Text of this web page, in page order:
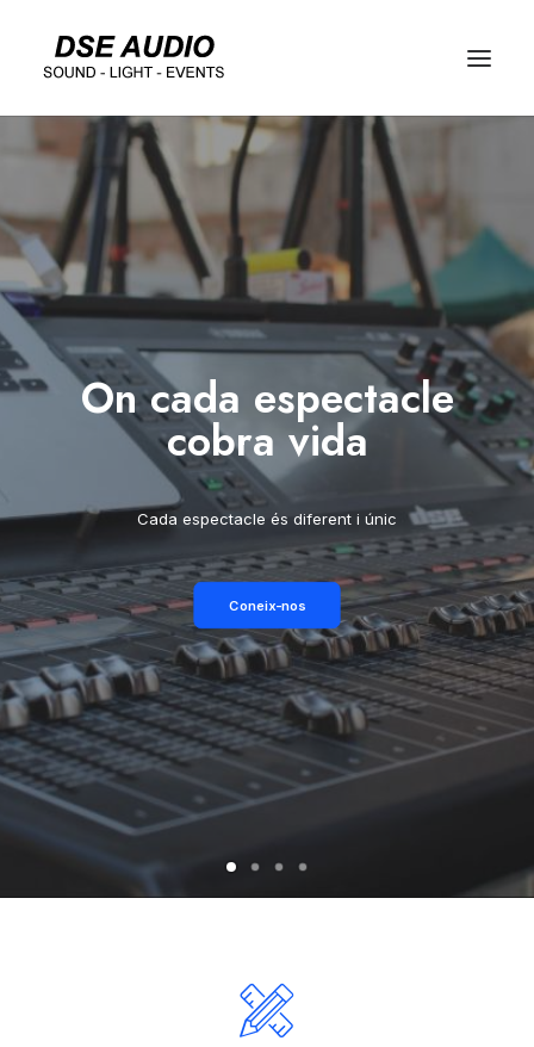
On cada espectacle
cobra vida
Cada espectacle és diferent i únic
Coneix-nos